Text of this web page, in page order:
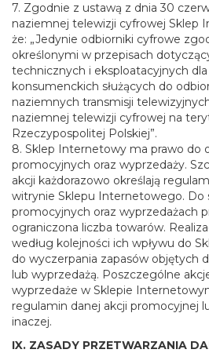
7. Zgodnie z ustawą z dnia 30
naziemnej telewizji cyfrowej Sklep
że: „Jedynie odbiorniki cyfrowe
określonymi w przepisach
technicznych i eksploatacyjnych
konsumenckich służących do
naziemnych transmisji
naziemnej telewizji cyfrowej na
Rzeczypospolitej Polskiej”.
8. Sklep Internetowy ma prawo do
promocyjnych oraz wyprzedaży.
akcji każdorazowo określają
witrynie Sklepu Internetowego. Do
promocyjnych oraz wyprzedażach
ograniczona liczba towarów.
według kolejności ich wpływu do
do wyczerpania zapasów objętych
lub wyprzedażą. Poszczególne
wyprzedaże w Sklepie
regulamin danej akcji promocyjnej
inaczej.
IX. ZASADY PRZETWARZANIA